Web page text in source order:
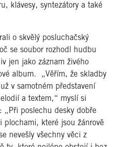
klávesy, syntezátory a také
o skvělý posluchačský
se soubor rozhodl hudbu
jen jako záznam živého
album. „Věřím, že skladby
v samotném představení
a textem,“ myslí si
„Při poslechu desky dobře
které jsou žánrově
nevešly všechny věci z